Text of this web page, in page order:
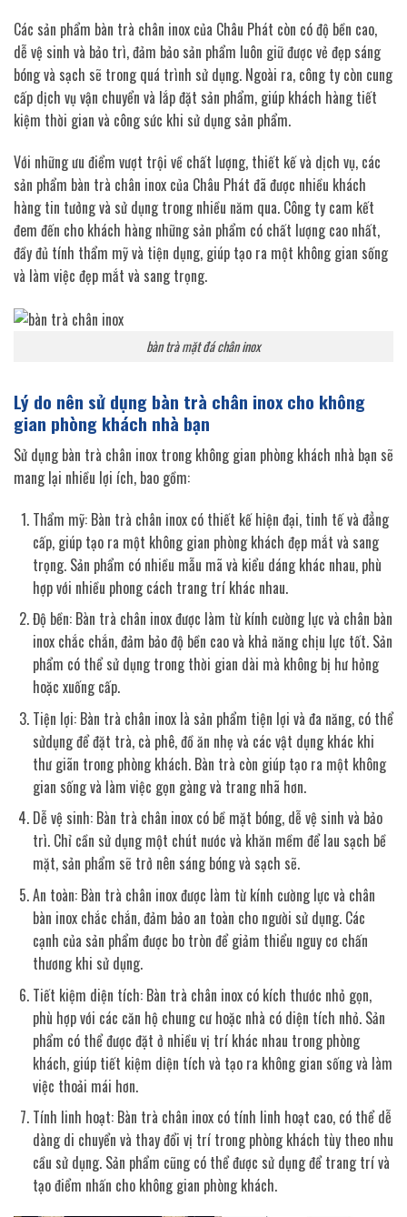
Các sản phẩm bàn trà chân inox của Châu Phát còn có độ bền cao,
dễ vệ sinh và bảo trì, đảm bảo sản phẩm luôn giữ được vẻ đẹp sáng
bóng và sạch sẽ trong quá trình sử dụng. Ngoài ra, công ty còn cung
cấp dịch vụ vận chuyển và lắp đặt sản phẩm, giúp khách hàng tiết
kiệm thời gian và công sức khi sử dụng sản phẩm.
Với những ưu điểm vượt trội về chất lượng, thiết kế và dịch vụ, các
sản phẩm bàn trà chân inox của Châu Phát đã được nhiều khách
hàng tin tưởng và sử dụng trong nhiều năm qua. Công ty cam kết
đem đến cho khách hàng những sản phẩm có chất lượng cao nhất,
đầy đủ tính thẩm mỹ và tiện dụng, giúp tạo ra một không gian sống
và làm việc đẹp mắt và sang trọng.
bàn trà mặt đá chân inox
Lý do nên sử dụng bàn trà chân inox cho không
gian phòng khách nhà bạn
Sử dụng bàn trà chân inox trong không gian phòng khách nhà bạn sẽ
mang lại nhiều lợi ích, bao gồm:
Thẩm mỹ: Bàn trà chân inox có thiết kế hiện đại, tinh tế và đẳng
cấp, giúp tạo ra một không gian phòng khách đẹp mắt và sang
trọng. Sản phẩm có nhiều mẫu mã và kiểu dáng khác nhau, phù
hợp với nhiều phong cách trang trí khác nhau.
Độ bền: Bàn trà chân inox được làm từ kính cường lực và chân bàn
inox chắc chắn, đảm bảo độ bền cao và khả năng chịu lực tốt. Sản
phẩm có thể sử dụng trong thời gian dài mà không bị hư hỏng
hoặc xuống cấp.
Tiện lợi: Bàn trà chân inox là sản phẩm tiện lợi và đa năng, có thể
sửdụng để đặt trà, cà phê, đồ ăn nhẹ và các vật dụng khác khi
thư giãn trong phòng khách. Bàn trà còn giúp tạo ra một không
gian sống và làm việc gọn gàng và trang nhã hơn.
Dễ vệ sinh: Bàn trà chân inox có bề mặt bóng, dễ vệ sinh và bảo
trì. Chỉ cần sử dụng một chút nước và khăn mềm để lau sạch bề
mặt, sản phẩm sẽ trở nên sáng bóng và sạch sẽ.
An toàn: Bàn trà chân inox được làm từ kính cường lực và chân
bàn inox chắc chắn, đảm bảo an toàn cho người sử dụng. Các
cạnh của sản phẩm được bo tròn để giảm thiểu nguy cơ chấn
thương khi sử dụng.
Tiết kiệm diện tích: Bàn trà chân inox có kích thước nhỏ gọn,
phù hợp với các căn hộ chung cư hoặc nhà có diện tích nhỏ. Sản
phẩm có thể được đặt ở nhiều vị trí khác nhau trong phòng
khách, giúp tiết kiệm diện tích và tạo ra không gian sống và làm
việc thoải mái hơn.
Tính linh hoạt: Bàn trà chân inox có tính linh hoạt cao, có thể dễ
dàng di chuyển và thay đổi vị trí trong phòng khách tùy theo nhu
cầu sử dụng. Sản phẩm cũng có thể được sử dụng để trang trí và
tạo điểm nhấn cho không gian phòng khách.